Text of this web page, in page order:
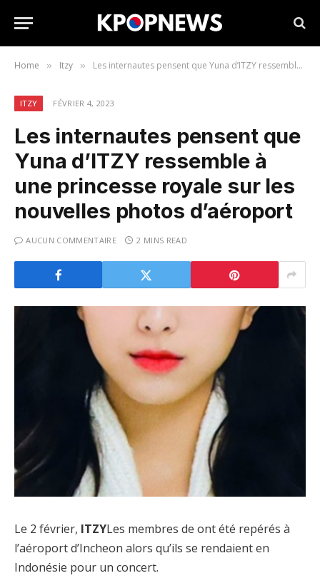
Home » Itzy » Les internautes pensent que Yuna d’ITZY ressemble à une princesse royale sur les nouvelles photos d’aéroport
ITZY FÉVRIER 4, 2023
Les internautes pensent que
Yuna d’ITZY ressemble à
une princesse royale sur les
nouvelles photos d’aéroport
AUCUN COMMENTAIRE 2 MINS READ
Le 2 février, ITZYLes membres de ont été repérés à
l’aéroport d’Incheon alors qu’ils se rendaient en
Indonésie pour un concert.